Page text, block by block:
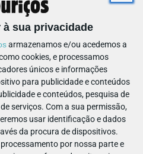
à sua privacidade
armazenamos e/ou acedemos a
cookies, e processamos
únicos e informações
para publicidade e conteúdos
e conteúdos, pesquisa de
serviços. Com a sua permissão,
usar identificação e dados
da procura de dispositivos.
por nossa parte e
17